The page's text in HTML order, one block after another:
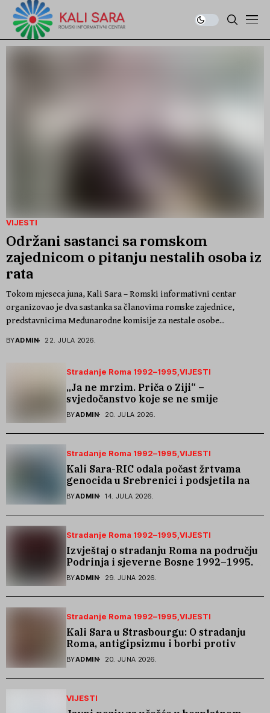
VIJESTI
Održani sastanci sa romskom
zajednicom o pitanju nestalih osoba iz
rata
Tokom mjeseca juna, Kali Sara – Romski informativni centar
organizovao je dva sastanka sa članovima romske zajednice,
predstavnicima Međunarodne komisije za nestale osobe...
BYADMIN 22. JULA 2026.
Stradanje Roma 1992–1995 VIJESTI
„Ja ne mrzim. Priča o Ziji“ –
svjedočanstvo koje se ne smije
zaboraviti
BYADMIN 20. JULA 2026.
Stradanje Roma 1992–1995 VIJESTI
Kali Sara-RIC odala počast žrtvama
genocida u Srebrenici i podsjetila na
stradanje Roma iz Skočića
BYADMIN 14. JULA 2026.
Stradanje Roma 1992–1995 VIJESTI
Izvještaj o stradanju Roma na području
Podrinja i sjeverne Bosne 1992–1995.
godine
BYADMIN 29. JUNA 2026.
Stradanje Roma 1992–1995 VIJESTI
Kali Sara u Strasbourgu: O stradanju
Roma, antigipsizmu i borbi protiv
govora mržnje
BYADMIN 20. JUNA 2026.
VIJESTI